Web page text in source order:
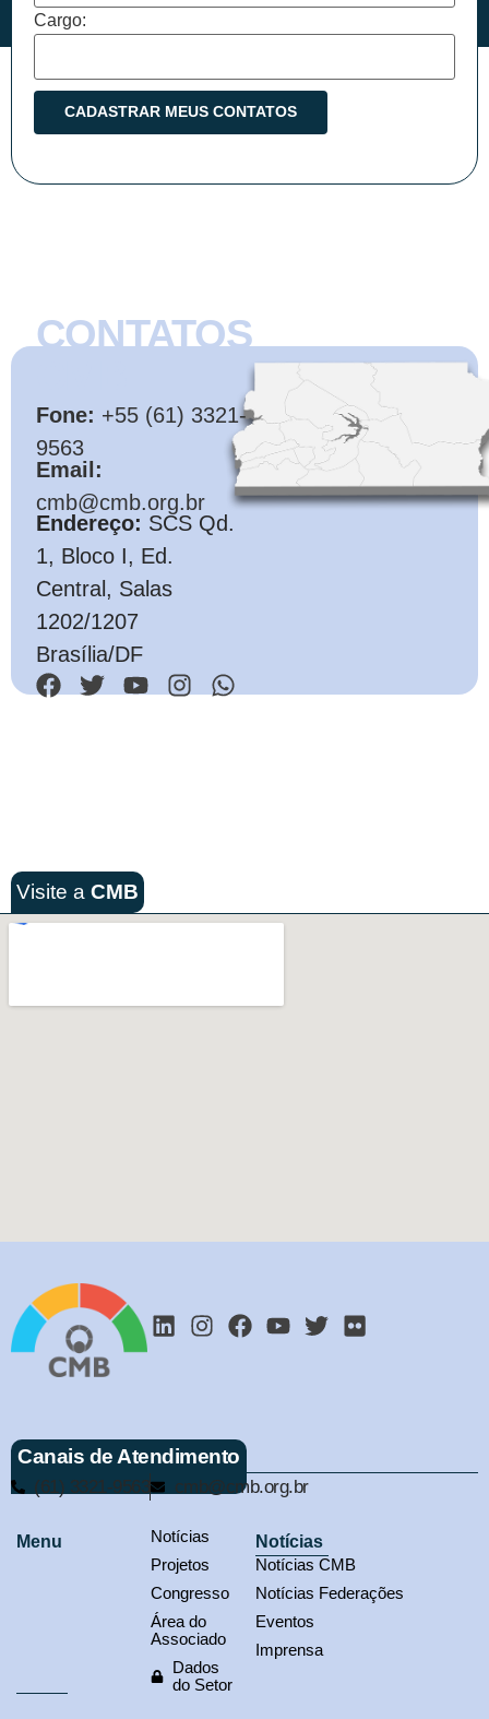
Cargo:
CONTATOS
Fone: +55 (61) 3321-
9563
Email:
cmb@cmb.org.br
Endereço: SCS Qd.
1, Bloco I, Ed.
Central, Salas
1202/1207
Brasília/DF
Visite a CMB
Canais de Atendimento
(61) 3321-9563 cmb@cmb.org.br
Menu
Notícias
Projetos
Congresso
Área do
Associado
Dados
do Setor
Notícias
Notícias CMB
Notícias Federações
Eventos
Imprensa